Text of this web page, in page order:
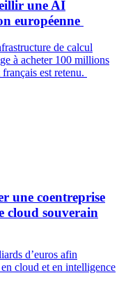
une AI
européenne
de calcul
à acheter 100 millions
est retenu.
une coentreprise
cloud souverain
d’euros afin
cloud et en intelligence